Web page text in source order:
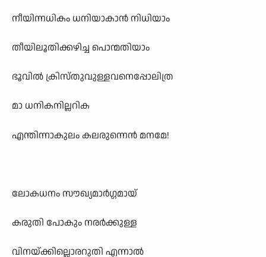
നീയിന്നധികം ധനിയാകാൻ നിധിയാം
തീയിലൂതിക്കഴിച്ച പൊന്മതിയാം
ഭൂവിൽ ക്രിസ്തുവുള്ളവനെപ്പോലിത്ര
മാ ധനികനില്ലറിക
എന്തിന്നാകുലം കലരുന്നെൻ മനമേ!
ലോകധനം സൗഖ്യമാർഗ്ഗമായ്
കരുതി പോകും നരർക്കുള്ള
വിനയ്ക്കില്ലൊരറുതി എന്നാൽ